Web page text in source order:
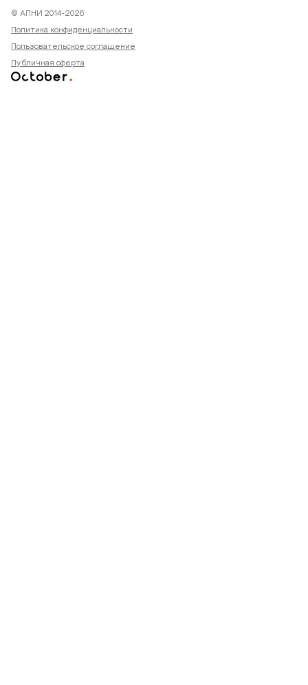
© АПНИ 2014-2026
Политика конфиденциальности
Пользовательское соглашение
Публичная оферта